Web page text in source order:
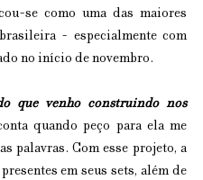
se como uma das maiores
- especialmente com
no início de novembro.
que venho construindo nos
quando peço para ela me
palavras. Com esse projeto, a
em seus sets, além de